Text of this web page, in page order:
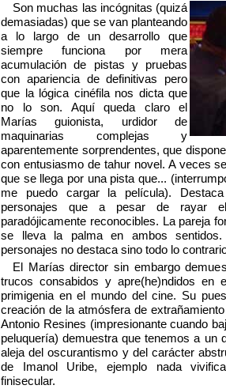
Son muchas las incógnitas (quizá
demasiadas) que se van planteando
a lo largo de un desarrollo que
siempre funciona por mera
acumulación de pistas y pruebas
con apariencia de definitivas pero
que la lógica cinéfila nos dicta que
no lo son. Aquí queda claro el
Marías guionista, urdidor de
maquinarias complejas y
aparentemente sorprendentes, que
con entusiasmo de tahur novel. A veces
que se llega por una pista que...
me puedo cargar la película).
personajes que a pesar de rayar
paradójicamente reconocibles. La pareja
se lleva la palma en ambos
personajes no destaca sino todo lo
El Marías director sin embargo
trucos consabidos y apre(he)ndidos en
primigenia en el mundo del cine. Su
creación de la atmósfera de
Antonio Resines (impresionante cuando
peluquería) demuestra que tenemos a un
aleja del oscurantismo y del carácter
de Imanol Uribe, ejemplo nada
finisecular.